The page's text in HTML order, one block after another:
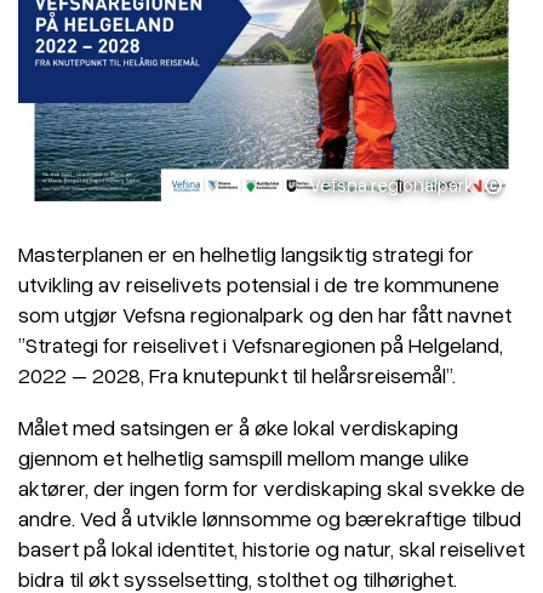
Vefsna regionalpark
Masterplanen er en helhetlig langsiktig strategi for
utvikling av reiselivets potensial i de tre kommunene
som utgjør Vefsna regionalpark og den har fått navnet
”Strategi for reiselivet i Vefsnaregionen på Helgeland,
2022 – 2028, Fra knutepunkt til helårsreisemål”.
Målet med satsingen er å øke lokal verdiskaping
gjennom et helhetlig samspill mellom mange ulike
aktører, der ingen form for verdiskaping skal svekke de
andre. Ved å utvikle lønnsomme og bærekraftige tilbud
basert på lokal identitet, historie og natur, skal reiselivet
bidra til økt sysselsetting, stolthet og tilhørighet.